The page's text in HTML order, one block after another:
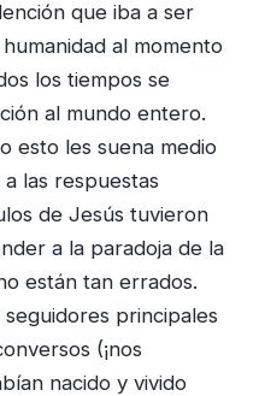
que iba a ser
al momento
los tiempos se
al mundo entero.
esto les suena medio
las respuestas
de Jesús tuvieron
a la paradoja de la
están tan errados.
principales
(¡nos
nacido y vivido